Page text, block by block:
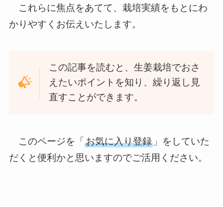
これらに焦点をあてて、栽培実績をもとにわ
かりやすくお伝えいたします。
この記事を読むと、生姜栽培でおさ
えたいポイントを知り、繰り返し見
直すことができます。
このページを「 お気に入り登録」をしていた
だくと便利かと思いますのでご活用ください。